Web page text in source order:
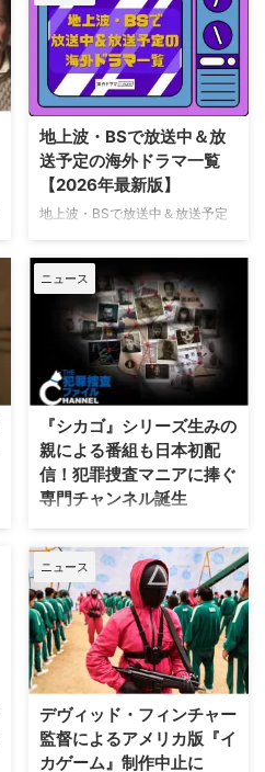
地上波・BSで放送中＆放
送予定の海外ドラマ一覧
【2026年最新版】
地上波・BSで放送中＆放送予定
時更新） NHK・NHK BSで放送
中＆放送予定の海外ドラマ 海外
ドラマ『DOC（ドック） あす
へのカルテ』 NHK BSプレミアム
4K｜毎週（木） 17：00～ イタ
リア発！ 12年間の記憶を失った
エリート医師の物語。 原作 ピエ
ルダンテ・ピッチョーニ キャス
ト ルカ・アルジェンテーロ、マ
ティルデ・ジョリ、サラ・ラッザ
ーロ ほか ≫≫『DOC（ドッ
ク）3 あすへのカルテ』詳細 海
すへのカルテ』 総合｜毎週
（日） …
ニュース
『シカゴ』シリーズ生みの
親による番組も日本初配
信！犯罪捜査マニアに捧ぐ
専門チャンネル誕生
日本唯一のミステリードラマ専門
チャンネル「ミステリーチャンネ
ル」が、開局月である8月に展開
する新たなサービスとして、犯罪
捜査に特化した新たな専門チャン
ネル「THE 犯罪捜査ファイル・
チャンネル」をスタート。 『ラ
イン・オブ・デューティ』キャス
本チャンネルは、JCOM株式会社
がAmazon Prime Videoで提供す
る新たなチャンネルパッケージサ
ニュース
デヴィッド・フィンチャー
監督によるアメリカ版『イ
カゲーム』制作中止に